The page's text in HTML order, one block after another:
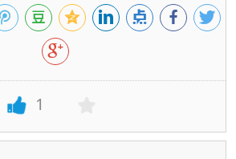
1